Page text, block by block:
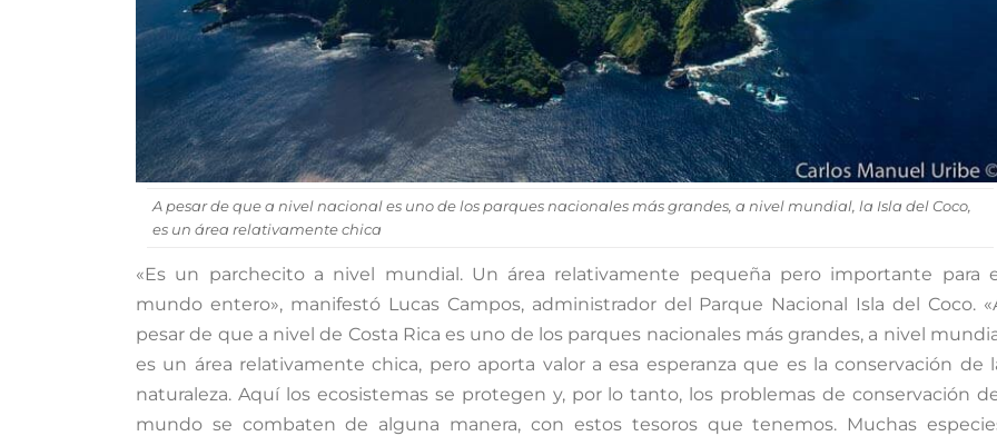
A pesar de que a nivel nacional es uno de los parques nacionales más grandes, a nivel mundial, la Isla del Coco,
es un área relativamente chica
«Es un parchecito a nivel mundial. Un área relativamente pequeña pero importante para
mundo entero», manifestó Lucas Campos, administrador del Parque Nacional Isla del Coco.
pesar de que a nivel de Costa Rica es uno de los parques nacionales más grandes, a nivel
es un área relativamente chica, pero aporta valor a esa esperanza que es la conservación de
naturaleza. Aquí los ecosistemas se protegen y, por lo tanto, los problemas de conservación
mundo se combaten de alguna manera, con estos tesoros que tenemos. Muchas